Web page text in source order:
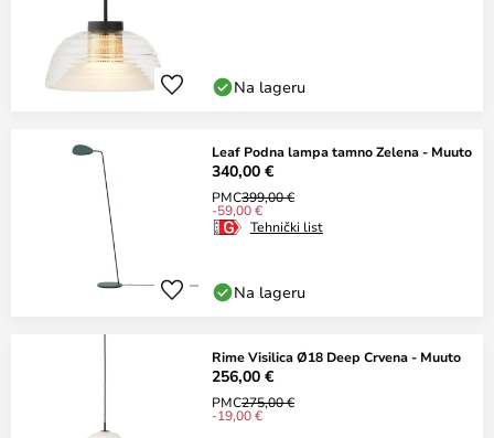
Na lageru
Leaf Podna lampa tamno Zelena - Muuto
340,00 €
PMC399,00 €
-59,00 €
Tehnički list
Na lageru
Rime Visilica Ø18 Deep Crvena - Muuto
256,00 €
PMC275,00 €
-19,00 €